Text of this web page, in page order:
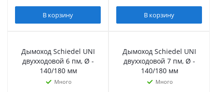
В корзину В корзину
Дымоход Schiedel UNI
двухходовой 6 пм, Ø -
140/180 мм
Много
Дымоход Schiedel UNI
двухходовой 7 пм, Ø -
140/180 мм
Много